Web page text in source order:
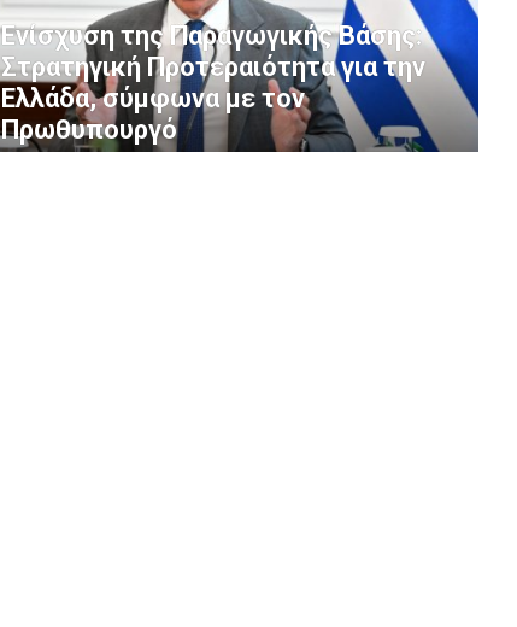
Ενίσχυση της Παραγωγικής Βάσης:
Στρατηγική Προτεραιότητα για την
Ελλάδα, σύμφωνα με τον
Πρωθυπουργό